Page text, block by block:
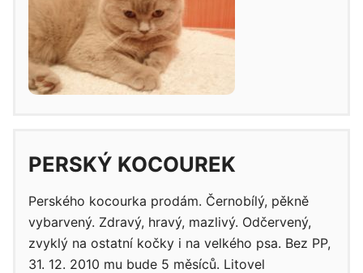
PERSKÝ KOCOUREK
Perského kocourka prodám. Černobílý, pěkně
vybarvený. Zdravý, hravý, mazlivý. Odčervený,
zvyklý na ostatní kočky i na velkého psa. Bez PP,
31. 12. 2010 mu bude 5 měsíců. Litovel